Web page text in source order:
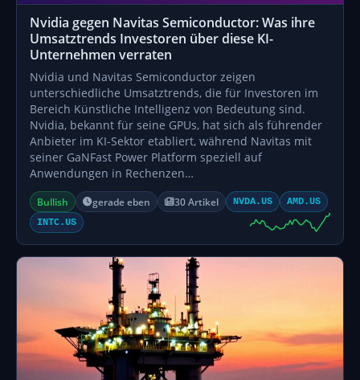
Nvidia gegen Navitas Semiconductor: Was ihre
Umsatztrends Investoren über diese KI-
Unternehmen verraten
Nvidia und Navitas Semiconductor zeigen
unterschiedliche Umsatztrends, die für Investoren im
Bereich Künstliche Intelligenz von Bedeutung sind.
Nvidia, bekannt für seine GPUs, hat sich als führender
Anbieter im KI-Sektor etabliert, während Navitas mit
seiner GaNFast Power Platform speziell auf
Anwendungen in Rechenzen…
Bullish gerade eben 30 Artikel NVDA.US
AMD.US
INTC.US